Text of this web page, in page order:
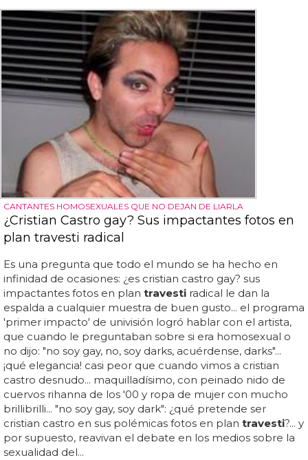
CANTANTES HOMOSEXUALES QUE NO DEJAN DE LIARLA
¿Cristian Castro gay? Sus impactantes fotos en
plan travesti radical
Es una pregunta que todo el mundo se ha hecho en
infinidad de ocasiones: ¿es cristian castro gay? sus
impactantes fotos en plan travesti radical le dan la
espalda a cualquier muestra de buen gusto... el programa
'primer impacto' de univisión logró hablar con el artista,
que cuando le preguntaban sobre si era homosexual o
no dijo: "no soy gay, no, soy darks, acuérdense, darks"...
¡qué elegancia! casi peor que cuando vimos a cristian
castro desnudo... maquilladísimo, con peinado nido de
cuervos rihanna de los '00 y ropa de mujer con mucho
brillibrilli... "no soy gay, soy dark": ¿qué pretende ser
cristian castro en sus polémicas fotos en plan travesti?... y
por supuesto, reavivan el debate en los medios sobre la
sexualidad del...